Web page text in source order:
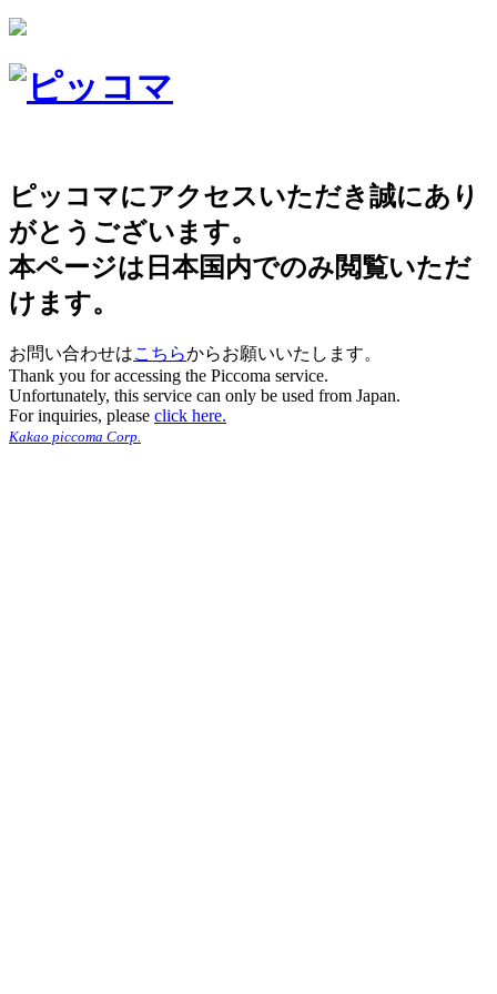
ピッコマにアクセスいただき誠にあり
がとうございます。
本ページは日本国内でのみ閲覧いただ
けます。
お問い合わせはこちらからお願いいたします。
Thank you for accessing the Piccoma service.
Unfortunately, this service can only be used from Japan.
For inquiries, please click here.
Kakao piccoma Corp.